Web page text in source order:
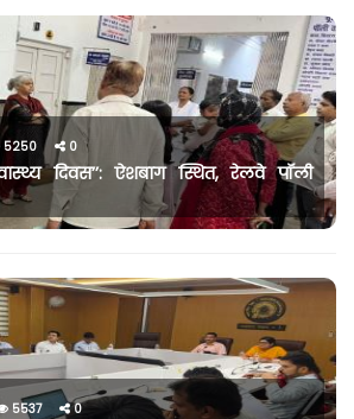
5250 0
दिवस’’: ऐशबाग स्थित, रेलवे पॉली
5537 0